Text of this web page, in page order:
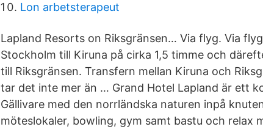
Lon arbetsterapeut
Lapland Resorts on Riksgränsen… Via flyg. Via
Stockholm till Kiruna på cirka 1,5 timme och
till Riksgränsen. Transfern mellan Kiruna och
tar det inte mer än … Grand Hotel Lapland är ett
Gällivare med den norrländska naturen inpå
möteslokaler, bowling, gym samt bastu och relax